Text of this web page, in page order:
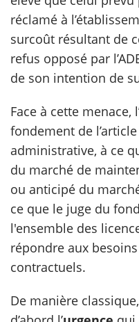
réclamé à
surcoût résultant de
refus opposé par
de son intention de
Face à cette menace,
fondement de
administrative, à ce
du marché de
ou anticipé du
ce que le juge du
l'ensemble des
répondre aux
contractuels.
De manière